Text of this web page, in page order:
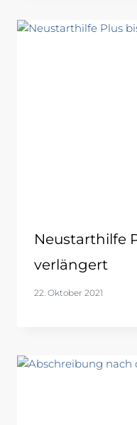
Neustarthilfe
verlängert
22. Oktober 2021